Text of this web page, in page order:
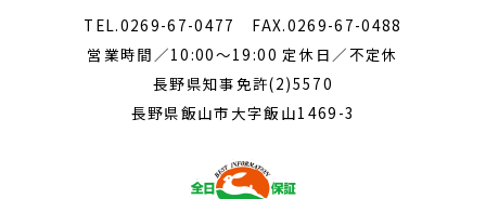
TEL.0269-67-0477 FAX.0269-67-0488
営業時間／10:00～19:00 定休日／不定休
長野県知事免許(2)5570
長野県飯山市大字飯山1469-3